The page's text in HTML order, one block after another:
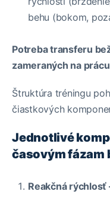
behu (bokom,
Potreba transferu
zameraných na
Štruktúra tréningu
čiastkových
Jednotlivé
časovým fázam
Reakčná rýchlosť